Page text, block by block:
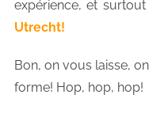
expérience, et
Utrecht!
Bon, on vous laisse,
forme! Hop, hop, hop!